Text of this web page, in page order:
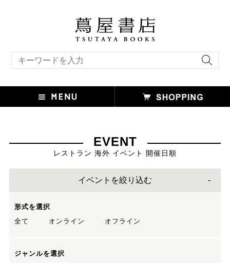
EVENT
レストラン 海外 イベント 開催日順
イベントを絞り込む
形式を選択
全て
オンライン オフライン
ジャンルを選択